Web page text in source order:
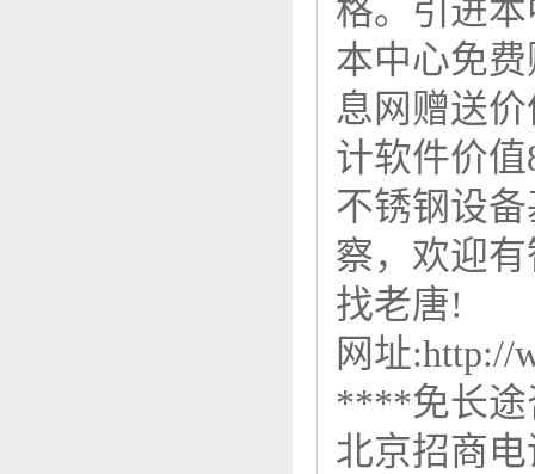
格。引进
本中心免
息网赠送
计软件价
不锈钢设
察，欢迎
找老唐!
网址:http://
****免长途
北京招商